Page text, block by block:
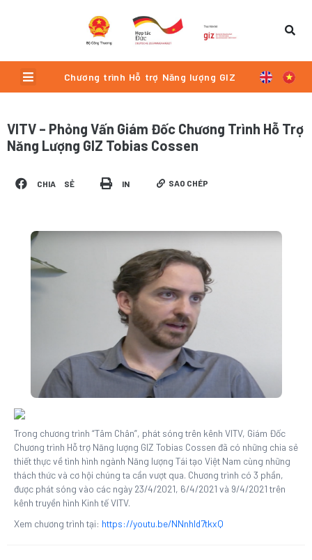
Menu Chương trình Hỗ trợ Năng lượng GIZ
VITV – Phỏng Vấn Giám Đốc Chương Trình Hỗ Trợ
Năng Lượng GIZ Tobias Cossen
CHIA SẺ IN SAO CHÉP
Trong chương trình “Tâm Chân”, phát sóng trên kênh VITV, Giám Đốc
Chương trình Hỗ trợ Năng lượng GIZ Tobias Cossen đã có những chia sẻ
thiết thực về tình hình ngành Năng lượng Tái tạo Việt Nam cùng những
thách thức và cơ hội chúng ta cần vượt qua. Chương trình có 3 phần,
được phát sóng vào các ngày 23/4/2021, 6/4/2021 và 9/4/2021 trên
kênh truyền hình Kinh tế VITV.
Xem chương trình tại: https://youtu.be/NNnhld7tkxQ